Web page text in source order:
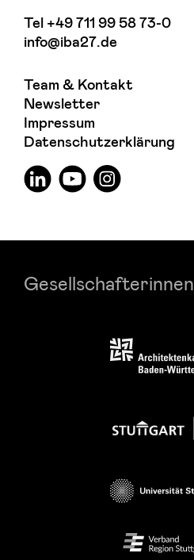
Tel +49 711 99 58 73-0
info@iba27.de
Team & Kontakt
Newsletter
Impressum
Datenschutzerklärung
Gesellschafterinnen